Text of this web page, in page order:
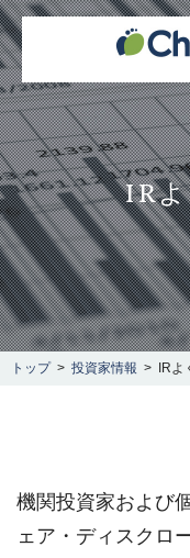
IR
トップ 投資家情報 IR
機関投資家および
ェア・ディスクロ